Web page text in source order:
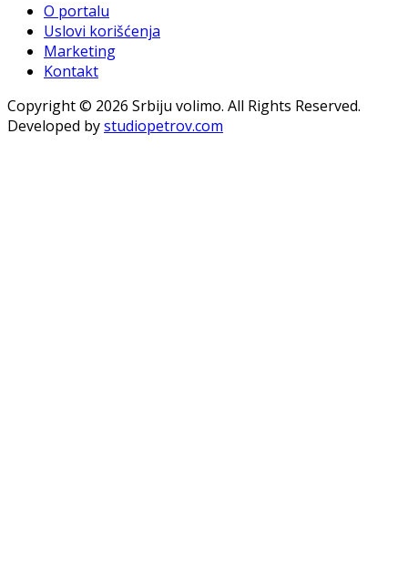
O portalu
Uslovi korišćenja
Marketing
Kontakt
Copyright © 2026 Srbiju volimo. All Rights Reserved.
Developed bystudiopetrov.com